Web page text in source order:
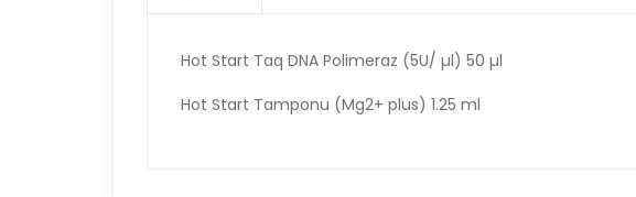
Hot Start Taq DNA Polimeraz (5U/ µl) 50 µl
Hot Start Tamponu (Mg2+ plus) 1.25 ml